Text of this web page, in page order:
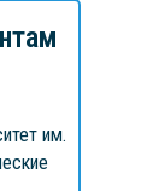
им.